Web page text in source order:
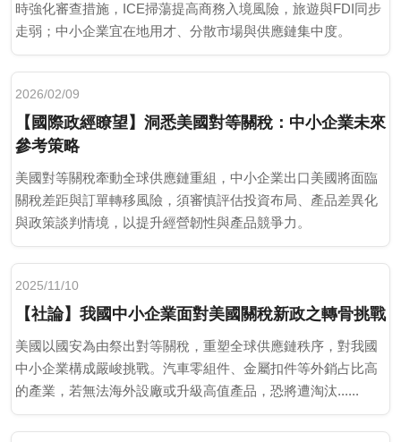
時強化審查措施，ICE掃蕩提高商務入境風險，旅遊與FDI同步
走弱；中小企業宜在地用才、分散市場與供應鏈集中度。
2026/02/09
【國際政經瞭望】洞悉美國對等關稅：中小企業未來
參考策略
美國對等關稅牽動全球供應鏈重組，中小企業出口美國將面臨
關稅差距與訂單轉移風險，須審慎評估投資布局、產品差異化
與政策談判情境，以提升經營韌性與產品競爭力。
2025/11/10
【社論】我國中小企業面對美國關稅新政之轉骨挑戰
美國以國安為由祭出對等關稅，重塑全球供應鏈秩序，對我國
中小企業構成嚴峻挑戰。汽車零組件、金屬扣件等外銷占比高
的產業，若無法海外設廠或升級高值產品，恐將遭淘汰......